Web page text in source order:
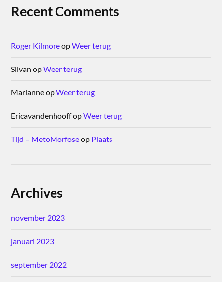
Recent Comments
Roger KilmoreopWeer terug
Silvan opWeer terug
MarianneopWeer terug
EricavandenhooffopWeer terug
Tijd – MetoMorfoseop Plaats
Archives
november 2023
januari 2023
september 2022